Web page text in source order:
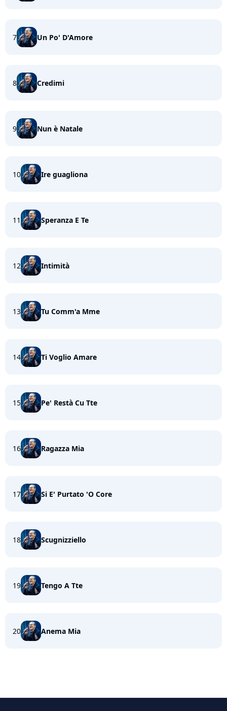
7 Un Po' D'Amore
8 Credimi
9 Nun è Natale
10 Ire guagliona
11 Speranza E Te
12 Intimità
13 Tu Comm'a Mme
14 Ti Voglio Amare
15 Pe' Restà Cu Tte
16 Ragazza Mia
17 Si E' Purtato 'O Core
18 Scugnizziello
19 Tengo A Tte
20 Anema Mia